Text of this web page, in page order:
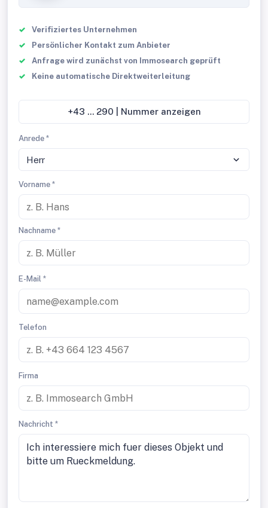
Verifiziertes Unternehmen
Persönlicher Kontakt zum Anbieter
Anfrage wird zunächst von Immosearch geprüft
Keine automatische Direktweiterleitung
+43 ... 290 | Nummer anzeigen
Anrede *
Herr
Vorname *
Nachname *
E-Mail *
Telefon
Firma
Nachricht *